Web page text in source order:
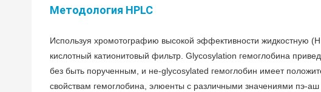
Методология HPLC
Используя хромотографию высокой эффективности жидкостную
кислотный катионитовый фильтр. Glycosylation гемоглобина
без быть порученным, и не-glycosylated гемоглобин имеет
свойствам гемоглобина, элюенты с различными значениями пэ-